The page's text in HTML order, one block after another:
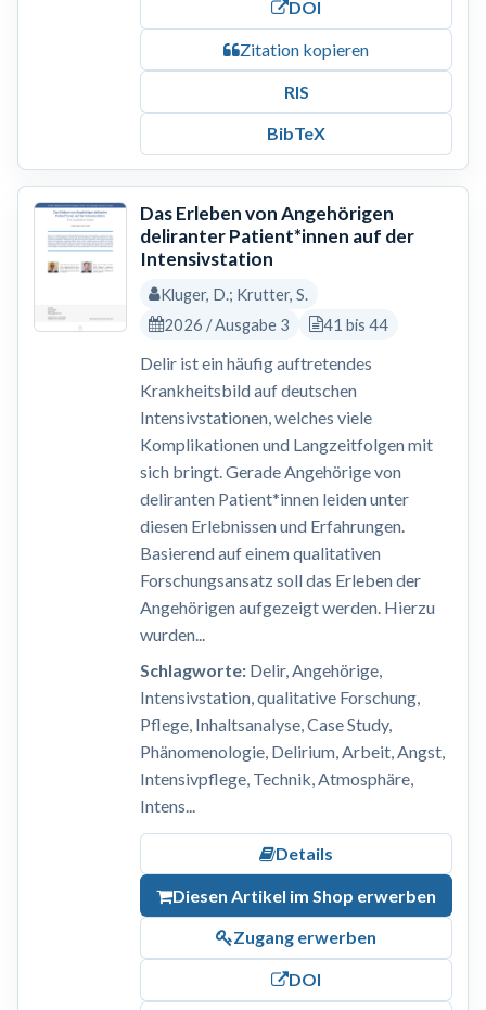
DOI
Zitation kopieren
RIS
BibTeX
Das Erleben von Angehörigen
deliranter Patient*innen auf der
Intensivstation
Kluger, D.; Krutter, S.
2026 / Ausgabe 3
41 bis 44
Delir ist ein häufig auftretendes
Krankheitsbild auf deutschen
Intensivstationen, welches viele
Komplikationen und Langzeitfolgen mit
sich bringt. Gerade Angehörige von
deliranten Patient*innen leiden unter
diesen Erlebnissen und Erfahrungen.
Basierend auf einem qualitativen
Forschungsansatz soll das Erleben der
Angehörigen aufgezeigt werden. Hierzu
wurden...
Schlagworte:Delir, Angehörige,
Intensivstation, qualitative Forschung,
Pflege, Inhaltsanalyse, Case Study,
Phänomenologie, Delirium, Arbeit, Angst,
Intensivpflege, Technik, Atmosphäre,
Intens...
Details
Diesen Artikel im Shop erwerben
Zugang erwerben
DOI